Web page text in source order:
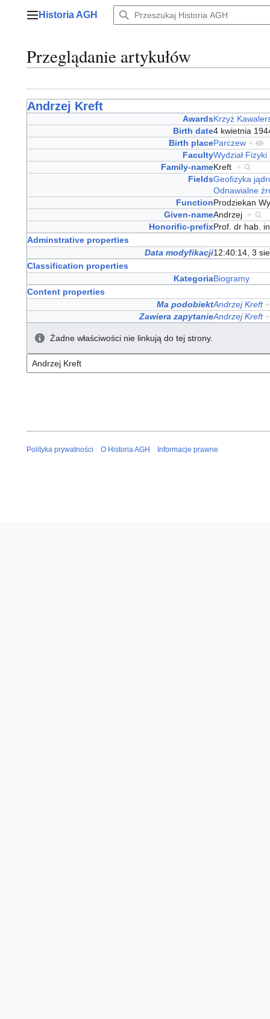
Menu główne
Historia AGH
Przeglądanie artykułów
Andrzej Kreft
AwardsKrzyż
Birth date4 kwietnia
Birth placeParczew +
FacultyWydział
Family-nameKreft +
FieldsGeofizyka
Odnawialne
FunctionProdziekan
Given-nameAndrzej +
Honorific-prefixProf. dr hab.
Adminstrative properties
Data modyfikacji12:40:14, 3
Classification properties
KategoriaBiogramy
Content properties
Ma podobiektAndrzej Kreft +
Zawiera zapytanieAndrzej Kreft +
Żadne właściwości nie linkują do tej strony.
Polityka prywatności O Historia AGH Informacje prawne